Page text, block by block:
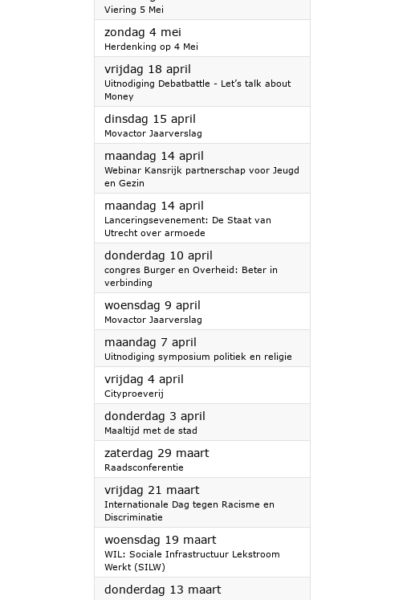
Viering 5 Mei
zondag 4 mei
Herdenking op 4 Mei
vrijdag 18 april
Uitnodiging Debatbattle - Let’s talk about
Money
dinsdag 15 april
Movactor Jaarverslag
maandag 14 april
Webinar Kansrijk partnerschap voor Jeugd
en Gezin
maandag 14 april
Lanceringsevenement: De Staat van
Utrecht over armoede
donderdag 10 april
congres Burger en Overheid: Beter in
verbinding
woensdag 9 april
Movactor Jaarverslag
maandag 7 april
Uitnodiging symposium politiek en religie
vrijdag 4 april
Cityproeverij
donderdag 3 april
Maaltijd met de stad
zaterdag 29 maart2025
Raadsconferentie
vrijdag 21 maart2025
Internationale Dag tegen Racisme en
Discriminatie
woensdag 19 maart2025
WIL: Sociale Infrastructuur Lekstroom
Werkt (SILW)
donderdag 13 maart2025